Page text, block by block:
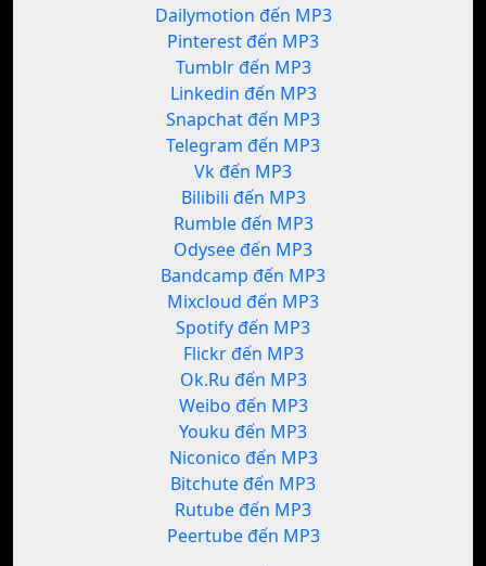
Dailymotion đến MP3
Pinterest đến MP3
Tumblr đến MP3
Linkedin đến MP3
Snapchat đến MP3
Telegram đến MP3
Vk đến MP3
Bilibili đến MP3
Rumble đến MP3
Odysee đến MP3
Bandcamp đến MP3
Mixcloud đến MP3
Spotify đến MP3
Flickr đến MP3
Ok.Ru đến MP3
Weibo đến MP3
Youku đến MP3
Niconico đến MP3
Bitchute đến MP3
Rutube đến MP3
Peertube đến MP3